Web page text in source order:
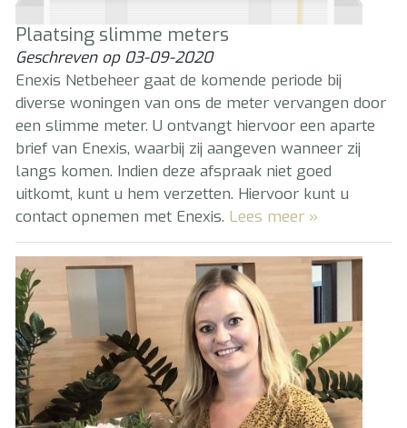
Plaatsing slimme meters
Geschreven op 03-09-2020
Enexis Netbeheer gaat de komende periode bij
diverse woningen van ons de meter vervangen door
een slimme meter. U ontvangt hiervoor een aparte
brief van Enexis, waarbij zij aangeven wanneer zij
langs komen. Indien deze afspraak niet goed
uitkomt, kunt u hem verzetten. Hiervoor kunt u
contact opnemen met Enexis. Lees meer »